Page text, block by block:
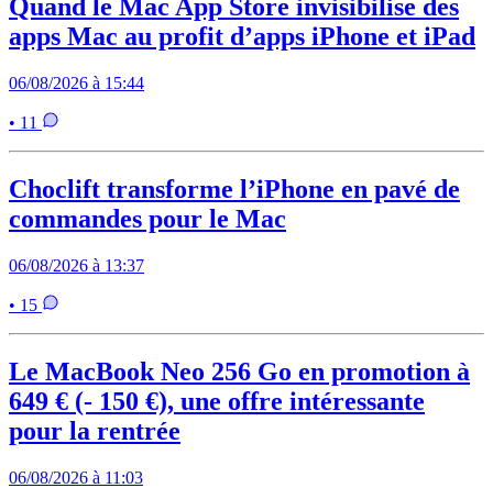
Quand le Mac App Store invisibilise des
apps Mac au profit d’apps iPhone et iPad
06/08/2026 à 15:44
• 11
Choclift transforme l’iPhone en pavé de
commandes pour le Mac
06/08/2026 à 13:37
• 15
Le MacBook Neo 256 Go en promotion à
649 € (- 150 €), une offre intéressante
pour la rentrée
06/08/2026 à 11:03